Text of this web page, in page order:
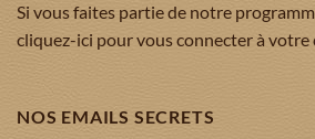
Si vous faites partie de notre
cliquez-ici pour vous connecter à votre
NOS EMAILS SECRETS